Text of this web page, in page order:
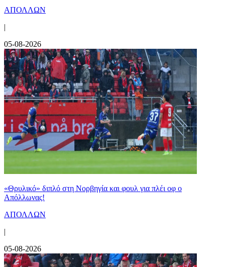
ΑΠΟΛΛΩΝ
|
05-08-2026
«Θρυλικό» διπλό στη Νορβηγία και φουλ για πλέι οφ ο
Απόλλωνας!
ΑΠΟΛΛΩΝ
|
05-08-2026